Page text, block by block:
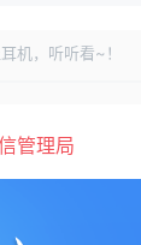
机，听听看~！
管理局